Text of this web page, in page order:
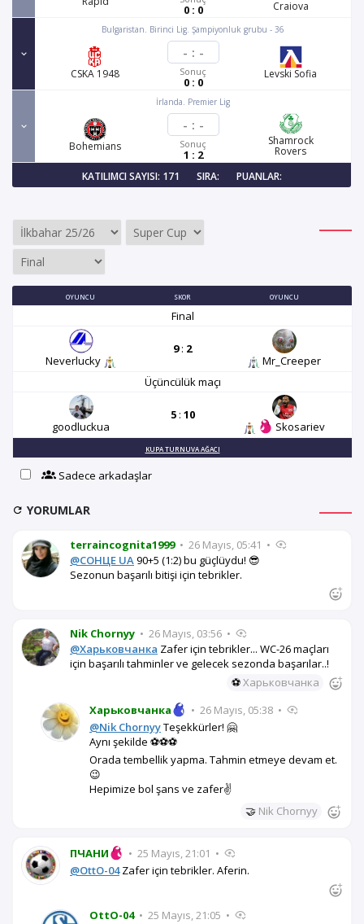
0 : 0 Craiova
Bulgaristan. Birinci Lig. Şampiyonluk grubu - 36
CSKA 1948
- : -
Sonuç
0 : 0
Levski Sofia
İrlanda. Premier Lig
Bohemians
- : -
Sonuç
1 : 2
Shamrock
Rovers
KATILIMCI SAYISI: 171
SIRA: PUANLAR:
OYUNCU SKOR OYUNCU
Final
Neverlucky
9: 2
Mr_Creeper
Üçüncülük maçı
goodluckua
5: 10
Skosariev
KUPA TURNUVA AĞACI
Sadece arkadaşlar
YORUMLAR
terraincognita1999 • 26 Mayıs, 05:41 •
@СОНЦЕ UA90+5 (1:2) bu güçlüydu! 😎
Sezonun başarılı bitişi için tebrikler.
Nik Chornyy • 26 Mayıs, 03:56 •
@Харьковчанка Zafer için tebrikler... WC-26 maçları
için başarılı tahminler ve gelecek sezonda başarılar..!
⚽Харьковчанка
Харьковчанка
• 26 Mayıs, 05:38 •
@Nik ChornyyTeşekkürler! 🤗
Aynı şekilde ⚽⚽⚽
Orada tembellik yapma. Tahmin etmeye devam et.
😉
Hepimize bol şans ve zafer✌️
🤝 Nik Chornyy
ПЧАНИ • 25 Mayıs, 21:01 •
@OttO-04Zafer için tebrikler. Aferin.
OttO-04 • 25 Mayıs, 21:05 •